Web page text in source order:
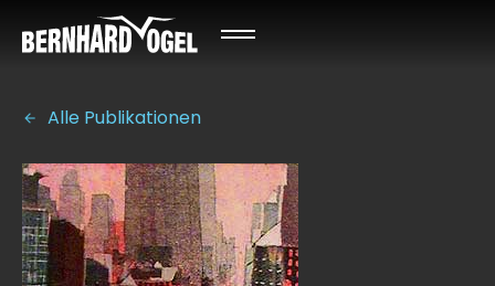
Alle Publikationen